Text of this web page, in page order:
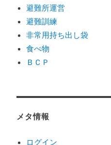
避難所運営
避難訓練
非常用持ち出し袋
食べ物
ＢＣＰ
メタ情報
ログイン